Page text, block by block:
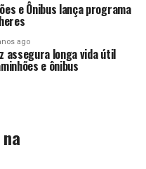
e Ônibus lança programa
ago
assegura longa vida útil
e ônibus